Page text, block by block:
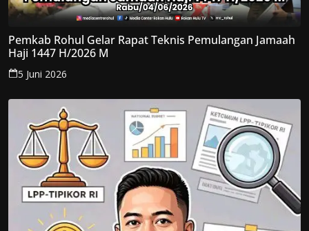
Pemkab Rohul Gelar Rapat Teknis Pemulangan Jamaah
Haji 1447 H/2026 M
5 Juni 2026